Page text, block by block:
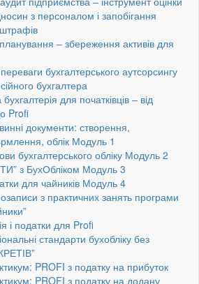
з персоналом і запобігання
– збереження активів для
бухгалтерського аутсорсингу
бухгалтера
для початківців – від
Profi
документи: створення,
облік Модуль 1
бухгалтерського обліку Модуль 2
з БухОбліком Модуль 3
для чайників Модуль 4
з практичних занять програми
і податки для Profi
стандарти бухобліку без
PROFI з податку на прибуток
PROFI з податку на додану